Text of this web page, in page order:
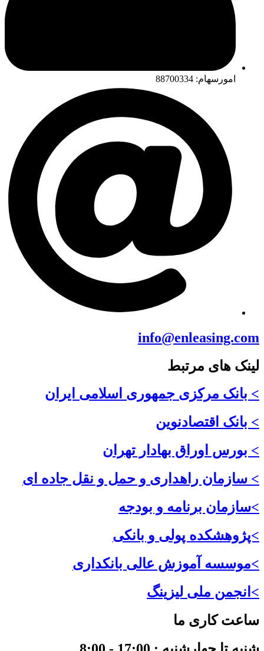
امورسهام: 88700334
info@enleasing.com
لینک های مرتبط
> بانک مرکزی جمهوری اسلامی ایران
> بانک اقتصادنوین
> بورس اوراق بهادار تهران
> سازمان راهداری و حمل و نقل جاده ای
>سازمان برنامه و بودجه
>پژوهشکده پولی و بانکی
>موسسه آموزش عالی بانکداری
>انجمن ملی لیزینگ
ساعت کاری ما